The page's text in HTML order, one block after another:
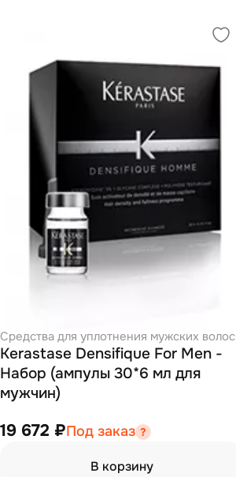
Средства для уплотнения мужских волос
Kerastase Densifique For Men -
Набор (ампулы 30*6 мл для
мужчин)
19 672 ₽Под заказ
В корзину